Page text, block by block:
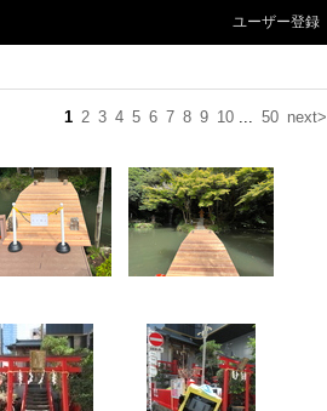
ユーザー登録
1 2 3 4 5 6 7 8 9 10 ... 50 next>